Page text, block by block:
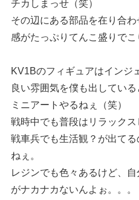
チカしまっせ（笑）
その辺にある部品を在り合
感がたっぷりてんこ盛りで
KV1Bのフィギュアはインジ
良い雰囲気を僕も出している
ミニアートやるねぇ（笑）
戦時中でも普段はリラックス
戦車兵でも生活観？が出て
ねぇ。
レジンでも色々あるけど、
がナカナカないんよぉ。。。